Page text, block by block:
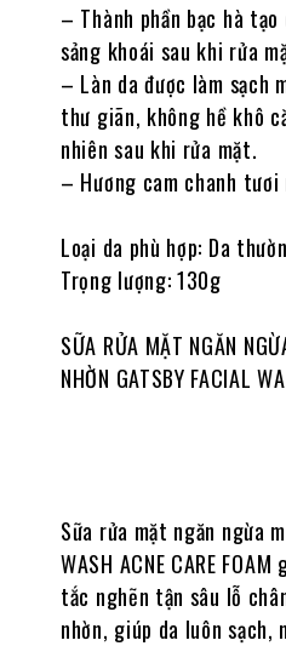
– Thành phần bạc hà
sảng khoái sau khi rửa
– Làn da được làm sạch
thư giãn, không hề khô
nhiên sau khi rửa mặt.
– Hương cam chanh tươi
Loại da phù hợp: Da
Trọng lượng: 130g
SỮA RỬA MẶT NGĂN
NHỜN GATSBY FACIAL
Sữa rửa mặt ngăn ngừa
WASH ACNE CARE
tắc nghẽn tận sâu lỗ
nhờn, giúp da luôn sạch,